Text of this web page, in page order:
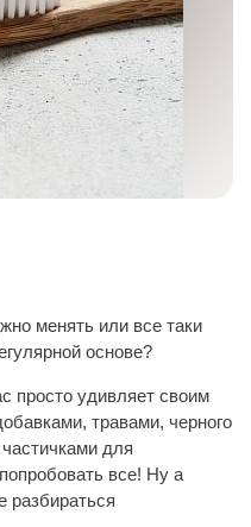
менять или все таки
основе?
просто удивляет своим
травами, черного
для
все! Ну а
разбираться